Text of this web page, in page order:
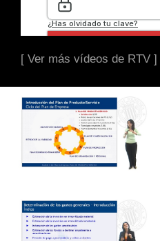
[ Ver más vídeos de RTV ]